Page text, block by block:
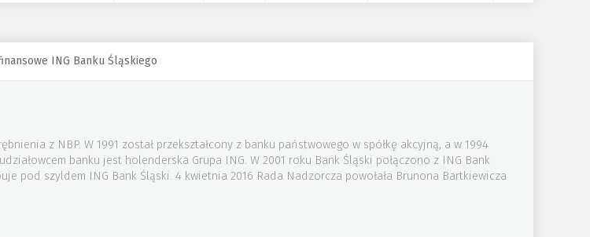
ING Banku Śląskiego
z NBP. W 1991 został przekształcony z banku państwowego w spółkę akcyjną, a w 1994
banku jest holenderska Grupa ING. W 2001 roku Bank Śląski połączono z ING Bank
pod szyldem ING Bank Śląski. 4 kwietnia 2016 Rada Nadzorcza powołała Brunona Bartkiewicza